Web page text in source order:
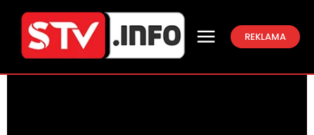
REKLAMA